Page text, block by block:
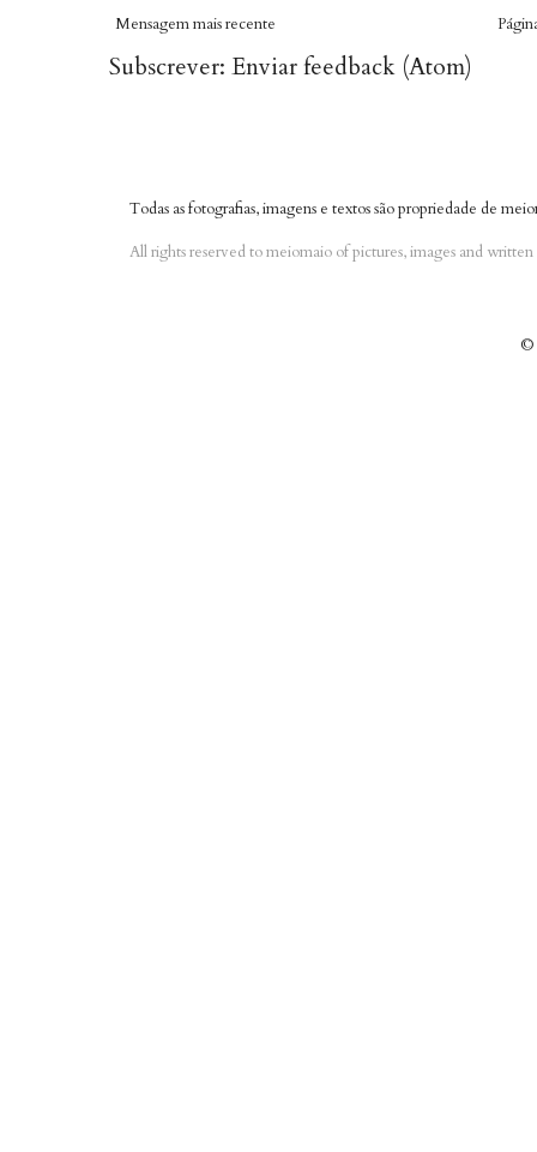
Mensagem mais recente
Subscrever: Enviar feedback (Atom)
Todas as fotografias, imagens e textos são propriedade de
All rights reserved to meiomaio of pictures, images and
©